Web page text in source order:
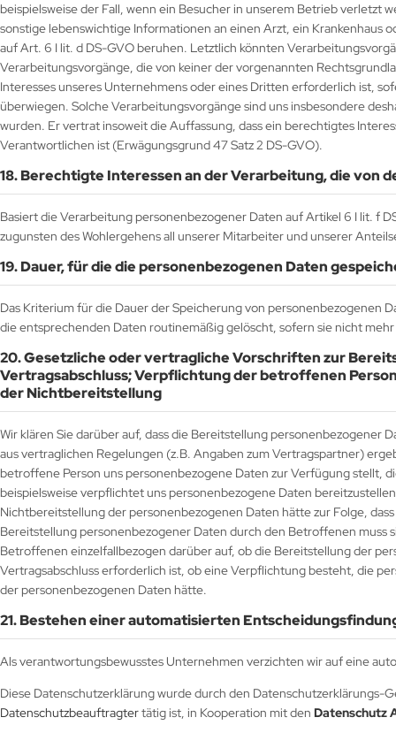
beispielsweise der Fall, wenn ein Besucher in unserem Betrieb verletzt
sonstige lebenswichtige Informationen an einen Arzt, ein
auf Art. 6 I lit. d DS-GVO beruhen. Letztlich könnten
Verarbeitungsvorgänge, die von keiner der vorgenannten
Interesses unseres Unternehmens oder eines Dritten erforderlich ist,
überwiegen. Solche Verarbeitungsvorgänge sind uns insbesondere
wurden. Er vertrat insoweit die Auffassung, dass ein berechtigtes
Verantwortlichen ist (Erwägungsgrund 47 Satz 2 DS-GVO).
18. Berechtigte Interessen an der Verarbeitung, die
Basiert die Verarbeitung personenbezogener Daten auf Artikel 6 I lit. f
zugunsten des Wohlergehens all unserer Mitarbeiter und unserer
19. Dauer, für die die personenbezogenen Daten
Das Kriterium für die Dauer der Speicherung von personenbezogenen
die entsprechenden Daten routinemäßig gelöscht, sofern sie nicht
20. Gesetzliche oder vertragliche Vorschriften zur
Vertragsabschluss; Verpflichtung der betroffenen
der Nichtbereitstellung
Wir klären Sie darüber auf, dass die Bereitstellung personenbezogener
aus vertraglichen Regelungen (z.B. Angaben zum Vertragspartner)
betroffene Person uns personenbezogene Daten zur Verfügung stellt,
beispielsweise verpflichtet uns personenbezogene Daten
Nichtbereitstellung der personenbezogenen Daten hätte zur Folge,
Bereitstellung personenbezogener Daten durch den Betroffenen
Betroffenen einzelfallbezogen darüber auf, ob die Bereitstellung der
Vertragsabschluss erforderlich ist, ob eine Verpflichtung besteht, die
der personenbezogenen Daten hätte.
21. Bestehen einer automatisierten
Als verantwortungsbewusstes Unternehmen verzichten wir auf eine
Diese Datenschutzerklärung wurde durch den Datenschutzerklärungs-
Datenschutzbeauftragtertätig ist, in Kooperation mit den Datenschutz